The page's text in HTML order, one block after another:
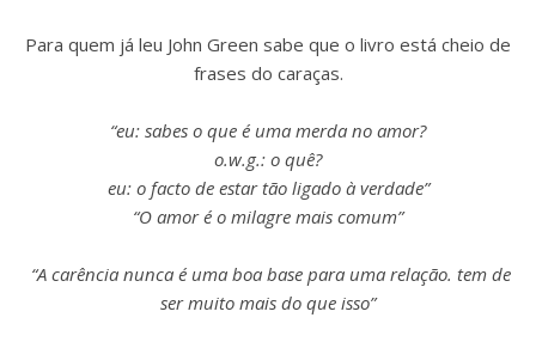
Para quem já leu John Green sabe que o livro está cheio de
frases do caraças.
“eu: sabes o que é uma merda no amor?
o.w.g.: o quê?
eu: o facto de estar tão ligado à verdade”
“O amor é o milagre mais comum”
“A carência nunca é uma boa base para uma relação. tem de
ser muito mais do que isso”